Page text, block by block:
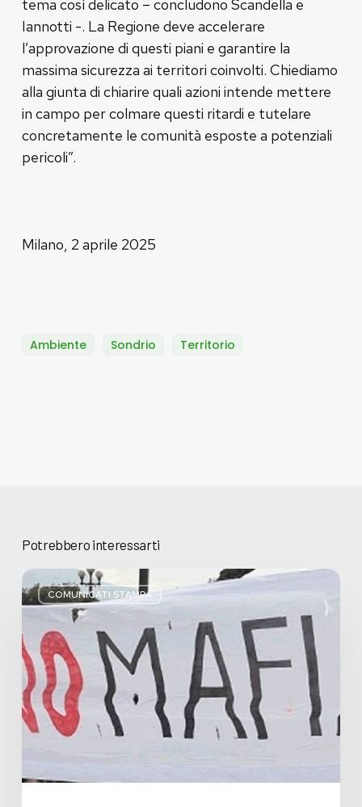
tema così delicato – concludono Scandella e
Iannotti -. La Regione deve accelerare
l’approvazione di questi piani e garantire la
massima sicurezza ai territori coinvolti. Chiediamo
alla giunta di chiarire quali azioni intende mettere
in campo per colmare questi ritardi e tutelare
concretamente le comunità esposte a potenziali
pericoli”.
Milano, 2 aprile 2025
Ambiente Sondrio Territorio
Potrebbero interessarti
COMUNICATI STAMPA
Basta
bugie,
Regione
Lombardia
pratica
l’antimafia
solo
a
parole